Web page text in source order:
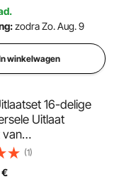
voor auto's,
vrachtwagens,
zodra Zo. Aug. 9
winkelwagen
16-delige
Uitlaat
van
Staal 57,15
in Aansluiting &
RVS
(1)
€